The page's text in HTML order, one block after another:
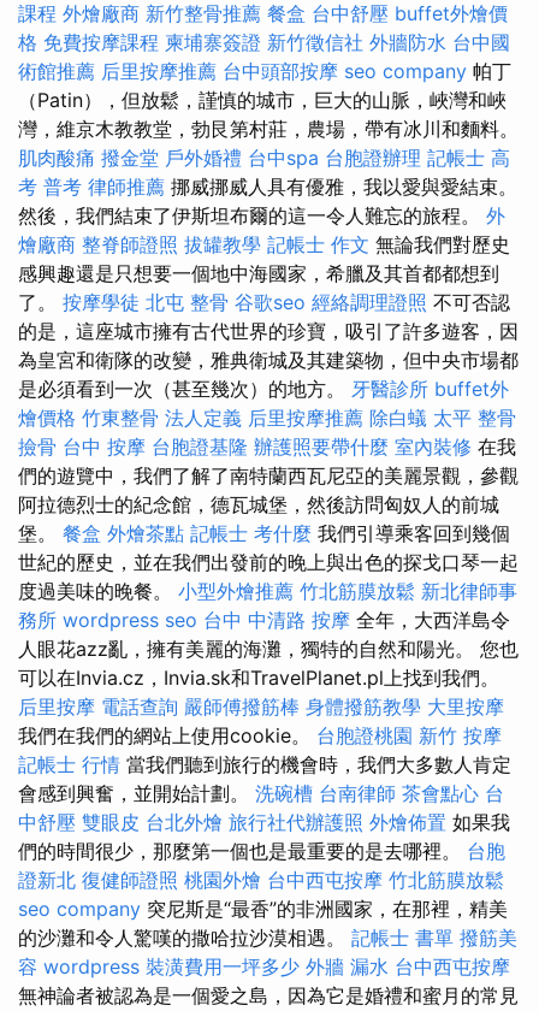
課程 外燴廠商 新竹整骨推薦 餐盒 台中舒壓 buffet外燴價
格 免費按摩課程 柬埔寨簽證 新竹徵信社 外牆防水 台中國
術館推薦 后里按摩推薦 台中頭部按摩 seo company 帕丁
（Patin），但放鬆，謹慎的城市，巨大的山脈，峽灣和峽
灣，維京木教教堂，勃艮第村莊，農場，帶有冰川和麵料。
肌肉酸痛 撥金堂 戶外婚禮 台中spa 台胞證辦理 記帳士 高
考 普考 律師推薦 挪威挪威人具有優雅，我以愛與愛結束。
然後，我們結束了伊斯坦布爾的這一令人難忘的旅程。 外
燴廠商 整脊師證照 拔罐教學 記帳士 作文 無論我們對歷史
感興趣還是只想要一個地中海國家，希臘及其首都都想到
了。 按摩學徒 北屯 整骨 谷歌seo 經絡調理證照 不可否認
的是，這座城市擁有古代世界的珍寶，吸引了許多遊客，因
為皇宮和衛隊的改變，雅典衛城及其建築物，但中央市場都
是必須看到一次（甚至幾次）的地方。 牙醫診所 buffet外
燴價格 竹東整骨 法人定義 后里按摩推薦 除白蟻 太平 整骨
撿骨 台中 按摩 台胞證基隆 辦護照要帶什麼 室內裝修 在我
們的遊覽中，我們了解了南特蘭西瓦尼亞的美麗景觀，參觀
阿拉德烈士的紀念館，德瓦城堡，然後訪問匈奴人的前城
堡。 餐盒 外燴茶點 記帳士 考什麼 我們引導乘客回到幾個
世紀的歷史，並在我們出發前的晚上與出色的探戈口琴一起
度過美味的晚餐。 小型外燴推薦 竹北筋膜放鬆 新北律師事
務所 wordpress seo 台中 中清路 按摩 全年，大西洋島令
人眼花azz亂，擁有美麗的海灘，獨特的自然和陽光。 您也
可以在Invia.cz，Invia.sk和TravelPlanet.pl上找到我們。
后里按摩 電話查詢 嚴師傅撥筋棒 身體撥筋教學 大里按摩
我們在我們的網站上使用cookie。 台胞證桃園 新竹 按摩
記帳士 行情 當我們聽到旅行的機會時，我們大多數人肯定
會感到興奮，並開始計劃。 洗碗槽 台南律師 茶會點心 台
中舒壓 雙眼皮 台北外燴 旅行社代辦護照 外燴佈置 如果我
們的時間很少，那麼第一個也是最重要的是去哪裡。 台胞
證新北 復健師證照 桃園外燴 台中西屯按摩 竹北筋膜放鬆
seo company 突尼斯是“最香”的非洲國家，在那裡，精美
的沙灘和令人驚嘆的撒哈拉沙漠相遇。 記帳士 書單 撥筋美
容 wordpress 裝潢費用一坪多少 外牆 漏水 台中西屯按摩
無神論者被認為是一個愛之島，因為它是婚禮和蜜月的常見